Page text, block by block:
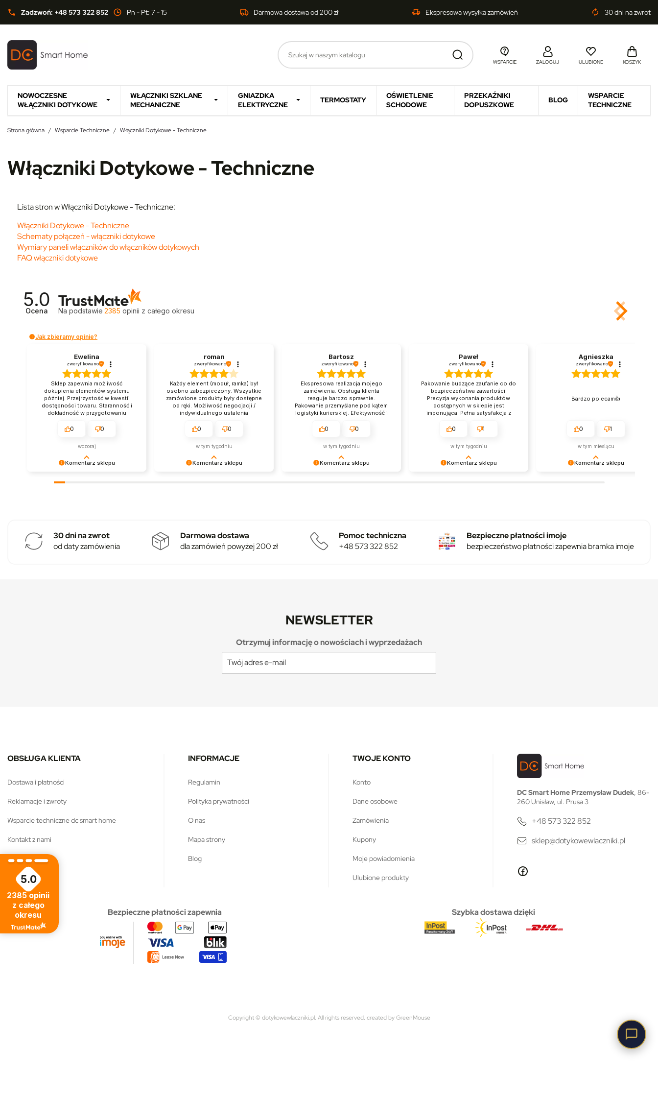
phone Zadzwoń: +48 573 322 852 Pn - Pt: 7 - 15 Darmowa dostawa od 200 zł Ekspresowa wysyłka zamówień autorenew 30 dni na zwrot
WSPARCIE ZALOGUJ ULUBIONE KOSZYK
NOWOCZESNE
WŁĄCZNIKI DOTYKOWE
WŁĄCZNIKI SZKLANE
MECHANICZNE
GNIAZDKA
ELEKTRYCZNE
TERMOSTATY
OŚWIETLENIE
SCHODOWE
PRZEKAŹNIKI
DOPUSZKOWE
BLOG
WSPARCIE
TECHNICZNE
Strona główna Wsparcie Techniczne Włączniki Dotykowe - Techniczne
Włączniki Dotykowe - Techniczne
Lista stron w Włączniki Dotykowe - Techniczne:
Włączniki Dotykowe - Techniczne
Schematy połączeń - włączniki dotykowe
Wymiary paneli włączników do włączników dotykowych
FAQ włączniki dotykowe
5.0
Ocena Na podstawie 2385 opinii z całego okresu
Jak zbieramy opinie?
Komentarz sklepu
Ewelina
zweryfikowano
Sklep zapewnia możliwość
dokupienia elementów systemu
później. Przejrzystość w kwestii
dostępności towaru. Staranność i
dokładność w przygotowaniu
deklarowanych terminach wysyłki.
0 0
wczoraj
Komentarz sklepu
roman
zweryfikowano
Każdy element (moduł, ramka) był
osobno zabezpieczony. Wszystkie
zamówione produkty były dostępne
od ręki. Możliwość negocjacji /
indywidualnego ustalenia
gwarantowana na 100%.
0 0
w tym tygodniu
Komentarz sklepu
Bartosz
zweryfikowano
Ekspresowa realizacja mojego
zamówienia. Obsługa klienta
reaguje bardzo sprawnie.
Pakowanie przemyślane pod kątem
logistyki kurierskiej. Efektywność i
Wiarygodne informacje o
0 0
w tym tygodniu
Komentarz sklepu
Paweł
zweryfikowano
Pakowanie budzące zaufanie co do
bezpieczeństwa zawartości.
Precyzja wykonania produktów
dostępnych w sklepie jest
imponująca. Pełna satysfakcja z
Bezproblemowa komunikacja i
0 1
w tym tygodniu
Komentarz sklepu
Agnieszka
zweryfikowano
Bardzo polecam👍️
0 1
w tym miesiącu
5.0
2385 opinii
z całego
okresu
30 dni na zwrot
od daty zamówienia
Darmowa dostawa
dla zamówień powyżej 200 zł
Pomoc techniczna
+48 573 322 852
Bezpieczne płatności imoje
bezpieczeństwo płatności zapewnia bramka imoje
NEWSLETTER
Otrzymuj informację o nowościach i wyprzedażach
OBSŁUGA KLIENTA
dostawa i płatności
reklamacje i zwroty
wsparcie techniczne dc smart home
kontakt z nami
konto klienta
INFORMACJE
regulamin
polityka prywatności
o nas
mapa strony
blog
TWOJE KONTO
konto
dane osobowe
zamówienia
kupony
moje powiadomienia
ulubione produkty
DC Smart Home Przemysław Dudek, 86-
260 Unisław, ul. Prusa 3
+48 573 322 852
sklep@dotykowewlaczniki.pl
Bezpieczne płatności zapewnia Szybka dostawa dzięki
Copyright © dotykowewlaczniki.pl. All rights reserved. created by GreenMouse